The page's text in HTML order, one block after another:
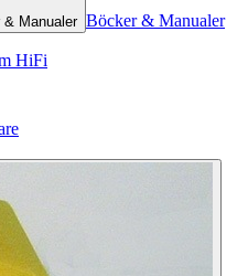
Manualer Böcker & Manualer
HiFi